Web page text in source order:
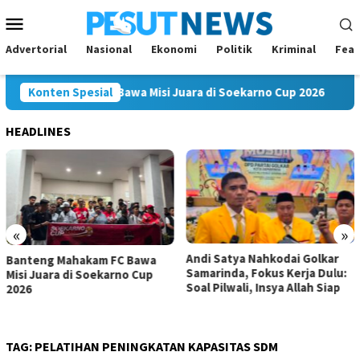
ke
kontenMobile
Advertorial Nasional Ekonomi Politik Kriminal
Konten Spesial
Mahakam FC Bawa Misi Juara di Soekarno Cup 2026
HEADLINES
« »
Andi Satya Nahkodai Golkar
Samarinda, Fokus Kerja Dulu:
Soal Pilwali, Insya Allah Siap
Andi Satya Calon Tunggal
Ketua Golkar Samarinda,
Musda Siap Digelar 8
TAG: PELATIHAN PENINGKATAN KAPASITAS SDM